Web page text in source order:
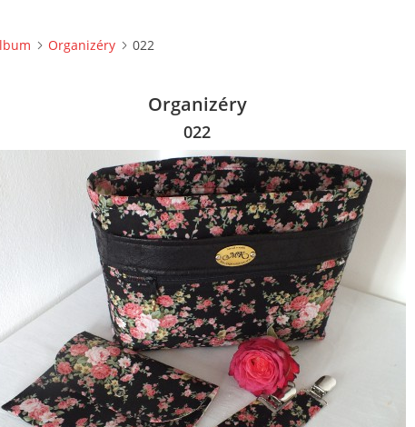
Organizéry 022
Organizéry
022